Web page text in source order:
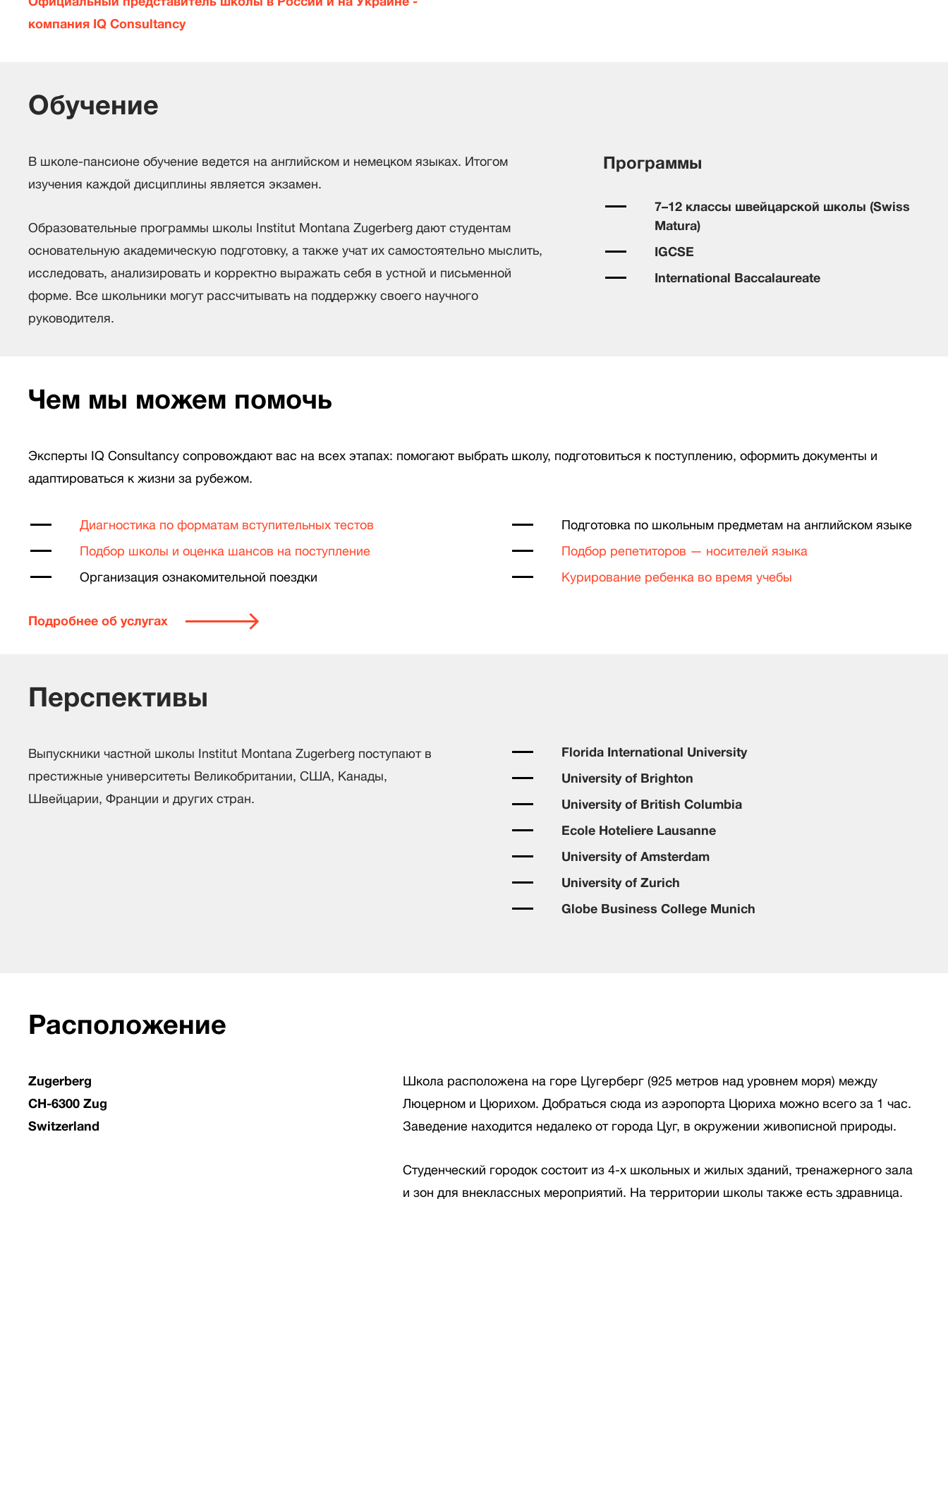
компания IQ Сonsultancy
Обучение
В школе-пансионе обучение ведется на английском и немецком языках. Итогом
изучения каждой дисциплины является экзамен.
Образовательные программы школы Institut Montana Zugerberg дают студентам
основательную академическую подготовку, а также учат их самостоятельно мыслить,
исследовать, анализировать и корректно выражать себя в устной и письменной
форме. Все школьники могут рассчитывать на поддержку своего научного
руководителя.
Программы
7–12 классы швейцарской школы (Swiss
Matura)
IGCSE
International Baccalaureate
Чем мы можем помочь
Эксперты IQ Consultancy сопровождают вас на всех этапах: помогают выбрать школу, подготовиться к поступлению, оформить документы и
адаптироваться к жизни за рубежом.
Диагностика по форматам вступительных тестов
Подбор школы и оценка шансов на поступление
Организация ознакомительной поездки
Подготовка по школьным предметам на английском языке
Подбор репетиторов — носителей языка
Курирование ребенка во время учебы
Подробнее об услугах
Перспективы
Выпускники частной школы Institut Montana Zugerberg поступают в
престижные университеты Великобритании, США, Канады,
Швейцарии, Франции и других стран.
Florida International University
University of Brighton
University of British Columbia
Ecole Hoteliere Lausanne
University of Amsterdam
University of Zurich
Globe Business College Munich
Расположение
Zugerberg
CH-6300 Zug
Switzerland
Школа расположена на горе Цугерберг (925 метров над уровнем моря) между
Люцерном и Цюрихом. Добраться сюда из аэропорта Цюриха можно всего за 1 час.
Заведение находится недалеко от города Цуг, в окружении живописной природы.
Студенческий городок состоит из 4-х школьных и жилых зданий, тренажерного зала
и зон для внеклассных мероприятий. На территории школы также есть здравница.